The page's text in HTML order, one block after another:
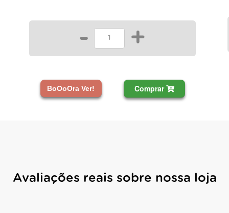
- +
BoOoOra Ver! Comprar
Avaliações reais sobre nossa loja